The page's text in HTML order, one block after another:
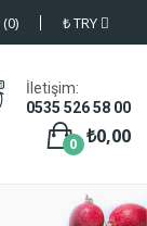
0 ₺TRY
İletişim:
0535 526 58 00
₺0,00
0